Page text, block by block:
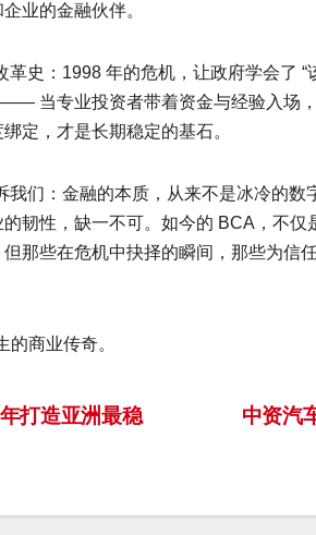
业的金融伙伴。
史：1998 年的危机，让政府学会了 “
当专业投资者带着资金与经验入场
定，才是长期稳定的基石。
我们：金融的本质，从来不是冰冷的
韧性，缺一不可。如今的 BCA，不
那些在危机中抉择的瞬间，那些为信
商业传奇。
中资汽
打造亚洲最稳